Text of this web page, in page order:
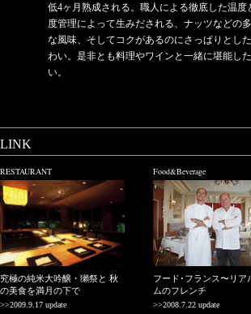
低4ヶ月熟成される。職人による徹底した温度
度管理によって生みだされる、ナッツなどの
な風味、そしてコクがあるのにさっぱりとし
わい。是非とも料理やワインと一緒に堪能した
い。
LINK
RESTAURANT
究極の純米大吟醸・獺祭と 秋
の美食を満月の下で
>>2009.9.17 update
Food&Beverage
フード･フランス〜リア
ムのフレンチ
>>2008.7.22 update